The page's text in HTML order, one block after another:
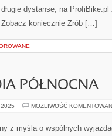
dystanse, na
koniecznie Zrób […]
PÓŁNOCNA
MOŻLIWOŚĆ
z myślą o wspólnych